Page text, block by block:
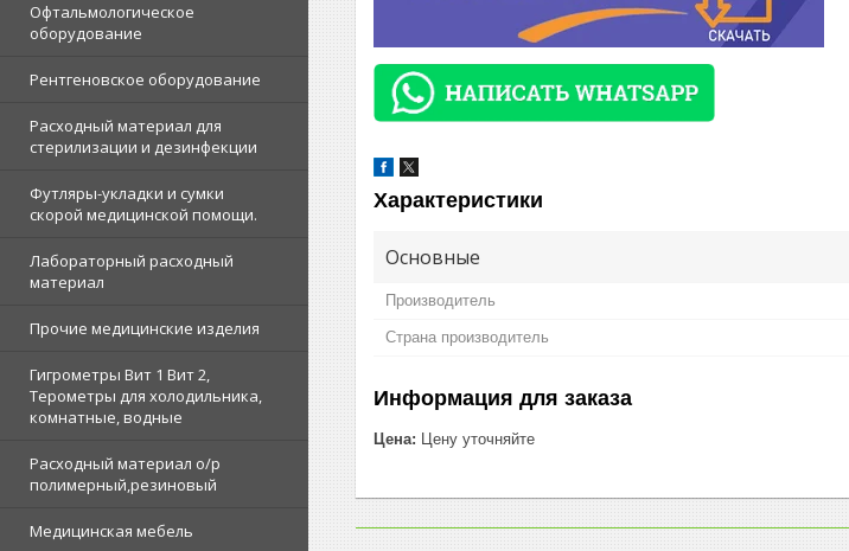
Офтальмологическое
оборудование
Рентгеновское оборудование
Расходный материал для
стерилизации и дезинфекции
Футляры-укладки и сумки
скорой медицинской помощи.
Лабораторный расходный
материал
Прочие медицинские изделия
Гигрометры Вит 1 Вит 2,
Терометры для холодильника,
комнатные, водные
Расходный материал о/р
полимерный,резиновый
Медицинская мебель
Характеристики
Основные
Производитель
Страна производитель
Информация для заказа
Цена: Цену уточняйте